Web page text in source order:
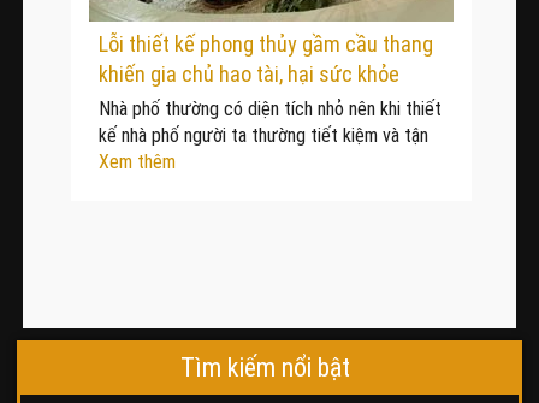
Lỗi thiết kế phong thủy gầm cầu thang
khiến gia chủ hao tài, hại sức khỏe
Nhà phố thường có diện tích nhỏ nên khi thiết
kế nhà phố người ta thường tiết kiệm và tận
Xem thêm
Tìm kiếm nổi bật